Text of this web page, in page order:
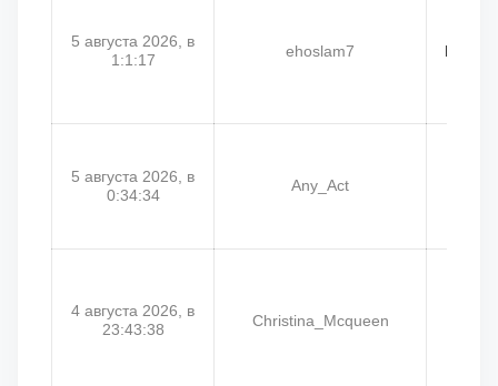
5 августа 2026, в
1:1:17
ehoslam7
5 августа 2026, в
0:34:34
Any_Act
4 августа 2026, в
23:43:38
Christina_Mcqueen